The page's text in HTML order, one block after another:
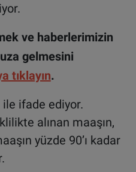
ve haberlerimizin
gelmesini
tıklayın.
ile ifade ediyor.
alınan maaşın,
yüzde 90’ı kadar